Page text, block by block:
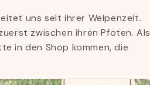
uns seit ihrer Welpenzeit.
zwischen ihren Pfoten. Als
in den Shop kommen, die